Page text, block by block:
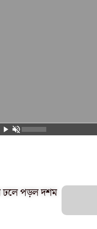
ঢলে পড়ল দশম